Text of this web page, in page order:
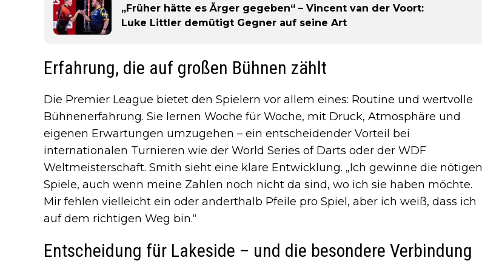
„Früher hätte es Ärger gegeben“ – Vincent van der Voort:
Luke Littler demütigt Gegner auf seine Art
Erfahrung, die auf großen Bühnen zählt
Die Premier League bietet den Spielern vor allem eines: Routine und wertvolle
Bühnenerfahrung. Sie lernen Woche für Woche, mit Druck, Atmosphäre und
eigenen Erwartungen umzugehen – ein entscheidender Vorteil bei
internationalen Turnieren wie der World Series of Darts oder der WDF
Weltmeisterschaft. Smith sieht eine klare Entwicklung. „Ich gewinne die nötigen
Spiele, auch wenn meine Zahlen noch nicht da sind, wo ich sie haben möchte.
Mir fehlen vielleicht ein oder anderthalb Pfeile pro Spiel, aber ich weiß, dass ich
auf dem richtigen Weg bin.“
Entscheidung für Lakeside – und die besondere Verbindung